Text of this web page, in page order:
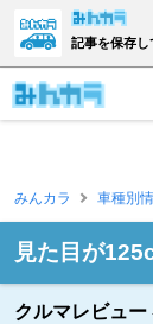
記事を保存し
みんカラ 車種別
見た目が
クルマレビュー